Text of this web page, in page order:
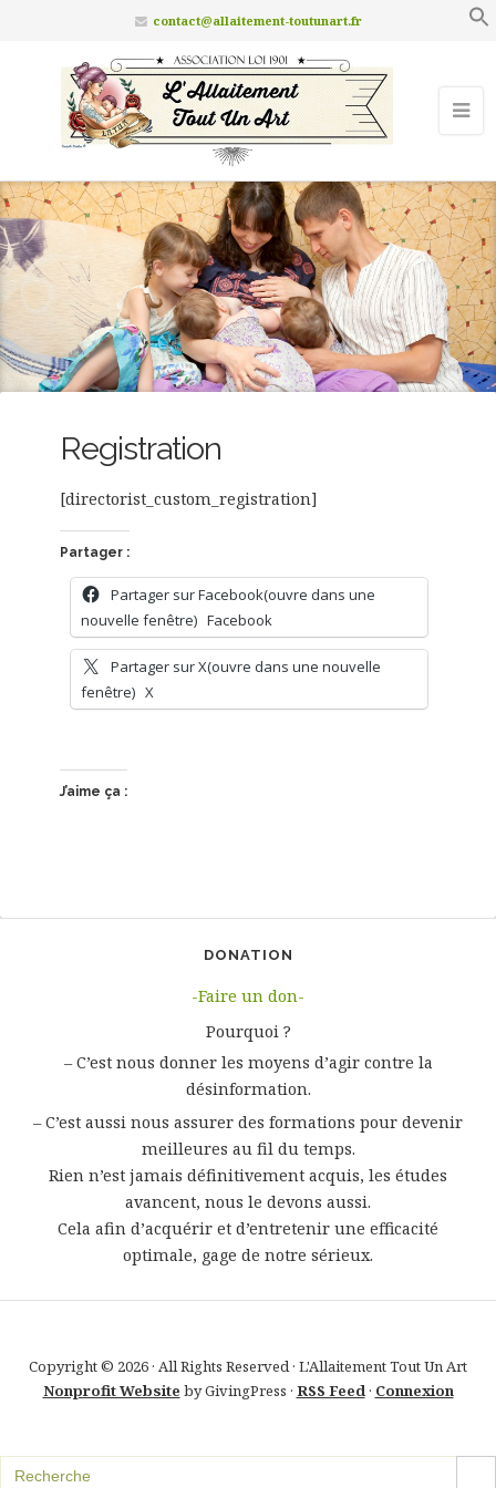
contact@allaitement-toutunart.fr
Registration
[directorist_custom_registration]
Partager :
Partager sur Facebook(ouvre dans une
nouvelle fenêtre) Facebook
Partager sur X(ouvre dans une nouvelle
fenêtre) X
J’aime ça :
DONATION
-Faire un don-
Pourquoi ?
– C’est nous donner les moyens d’agir contre la
désinformation.
– C’est aussi nous assurer des formations pour devenir
meilleures au fil du temps.
Rien n’est jamais définitivement acquis, les études
avancent, nous le devons aussi.
Cela afin d’acquérir et d’entretenir une efficacité
optimale, gage de notre sérieux.
Copyright © 2026 · All Rights Reserved · L'Allaitement Tout Un Art
Nonprofit Website by GivingPress · RSS Feed· Connexion
Search
for:
SEARCH